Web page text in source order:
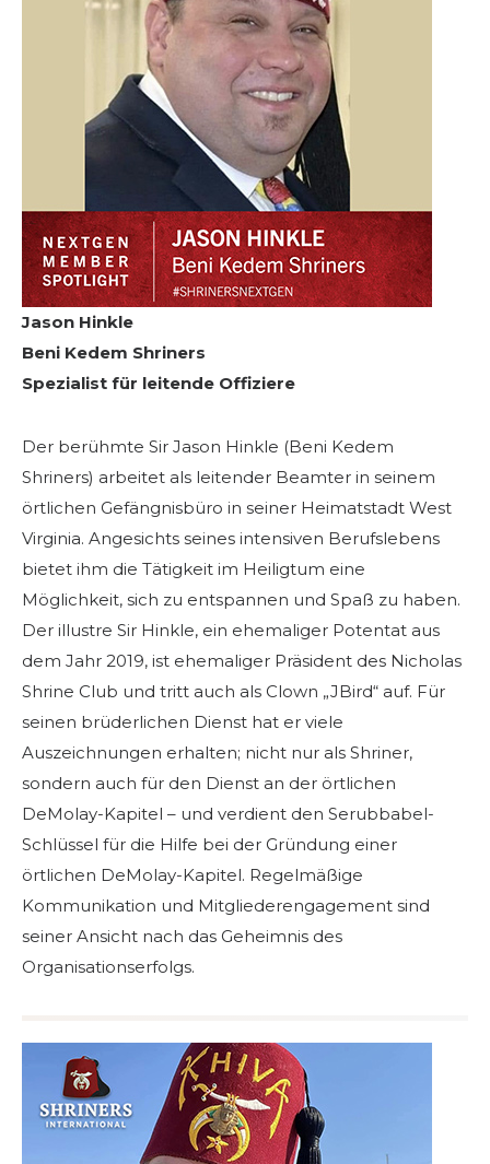
Jason Hinkle
Beni Kedem Shriners
Spezialist für leitende Offiziere
Der berühmte Sir Jason Hinkle (Beni Kedem
Shriners) arbeitet als leitender Beamter in seinem
örtlichen Gefängnisbüro in seiner Heimatstadt West
Virginia. Angesichts seines intensiven Berufslebens
bietet ihm die Tätigkeit im Heiligtum eine
Möglichkeit, sich zu entspannen und Spaß zu haben.
Der illustre Sir Hinkle, ein ehemaliger Potentat aus
dem Jahr 2019, ist ehemaliger Präsident des Nicholas
Shrine Club und tritt auch als Clown „JBird“ auf. Für
seinen brüderlichen Dienst hat er viele
Auszeichnungen erhalten; nicht nur als Shriner,
sondern auch für den Dienst an der örtlichen
DeMolay-Kapitel – und verdient den Serubbabel-
Schlüssel für die Hilfe bei der Gründung einer
örtlichen DeMolay-Kapitel. Regelmäßige
Kommunikation und Mitgliederengagement sind
seiner Ansicht nach das Geheimnis des
Organisationserfolgs.